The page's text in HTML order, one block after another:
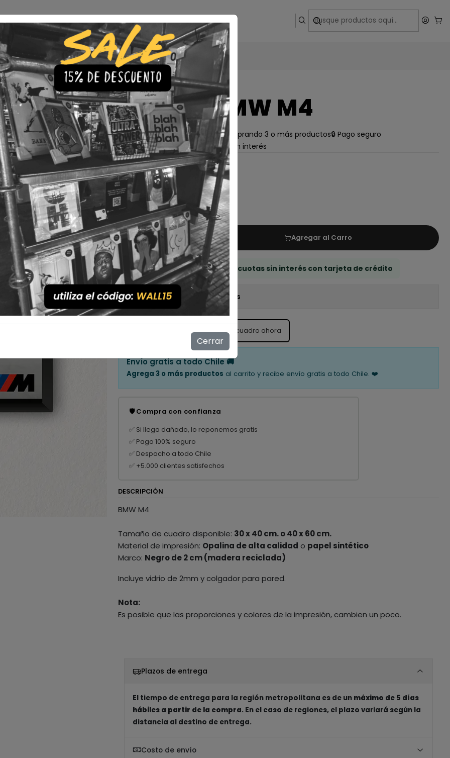
IluminaciónPrecios de cuadros & láminasPlazos de Entrega
|Cuadro BMW M4
🇨🇱 Envío gratis a todo Chile comprando 3 o más productos🔒 Pago seguro
💎 Calidad Premium💳 3 Cuotas sin interés
TAMAÑO
30x40 40x60
LÁMINA
Con Marco Sin Marco
Cantidad
Agregar al Carro
💳 Compra ahora y paga en 3 cuotas sin interés con tarjeta de crédito
Mostrar stock de ubicaciones
personas están viendo este cuadro ahora
Envío gratis a todo Chile 🚚
Agrega 3 o más productos al carrito y recibe envío gratis a todo Chile. ❤️
🛡️ Compra con confianza
✅ Si llega dañado, lo reponemos gratis
✅ Pago 100% seguro
✅ Despacho a todo Chile
✅ +5.000 clientes satisfechos
DESCRIPCIÓN
BMW M4
Tamaño de cuadro disponible: 30 x 40 cm. o 40 x 60 cm.
Material de impresión: Opalina de alta calidad o papel sintético
Marco: Negro de 2 cm (madera reciclada)
Incluye vidrio de 2mm y colgador para pared.
Nota:
Es posible que las proporciones y colores de la impresión, cambien un poco.
Plazos de entrega
El tiempo de entrega para la región metropolitana es de un máximo de 5 días
hábiles a partir de la compra. En el caso de regiones, el plazo variará según la
distancia al destino de entrega.
Costo de envío
Cerrar